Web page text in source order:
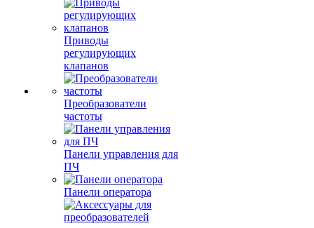
Приводы
регулирующих
клапанов
Преобразователи
частоты
Панели управления для
ПЧ
Панели оператора